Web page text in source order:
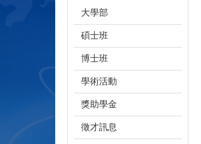
大學部
碩士班
博士班
學術活動
獎助學金
徵才訊息